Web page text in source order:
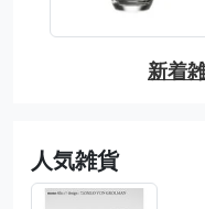
新着
人気雑貨